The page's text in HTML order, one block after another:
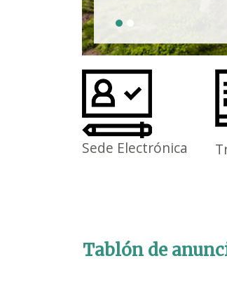
Sede Electrónica
Tablón de